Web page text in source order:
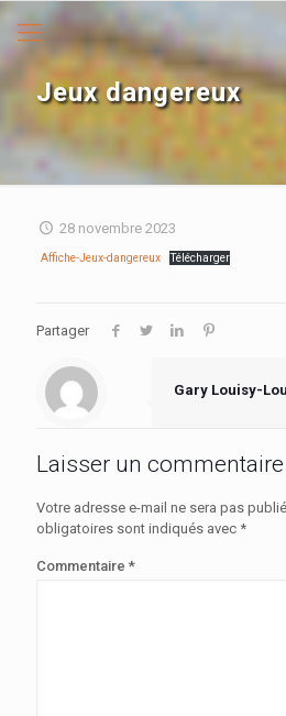
Jeux dangereux
28 novembre 2023
Affiche-Jeux-dangereux Télécharger
Partager
Gary Louisy-
Laisser un commentaire
Votre adresse e-mail ne sera pas
obligatoires sont indiqués avec *
Commentaire *